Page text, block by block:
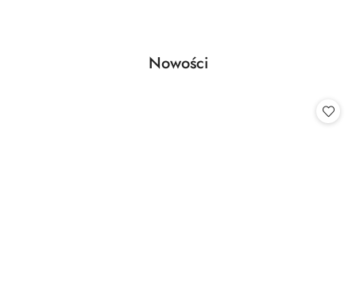
Pomiń karuzelę produktów
Produkty
Nowości